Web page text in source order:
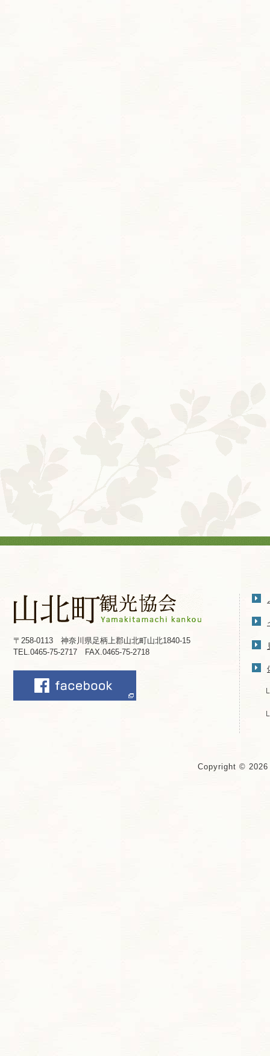
〒258-0113 神奈川県足柄上郡山北町山北1840-15
TEL.0465-75-2717 FAX.0465-75-2718
Copyright © 2026